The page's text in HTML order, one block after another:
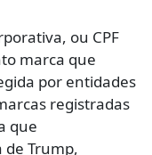
ou CPF
marca que
por entidades
registradas
que
Trump,